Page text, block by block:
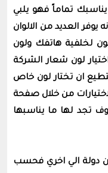
تماماً فهو يلبي
يوفر العديد من الالوان
لخلفية هاتفك ولون
لون شعار الشركة
ان تختار لون خاص
من خلال صفحة
تجد لها ما يناسبها
دولة الي اخري فحسب